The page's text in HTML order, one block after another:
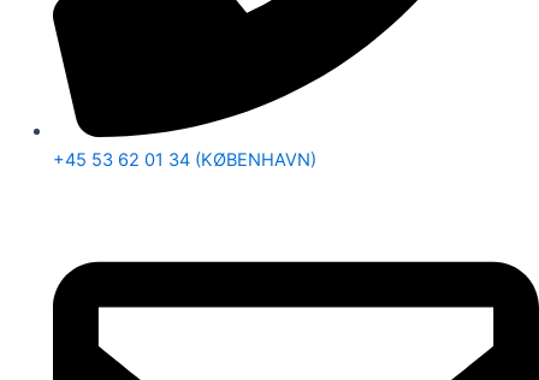
+45 53 62 01 34 (KØBENHAVN)